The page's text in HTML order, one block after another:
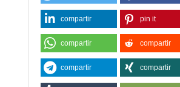
compartir pin it
compartir compartir
compartir compartir